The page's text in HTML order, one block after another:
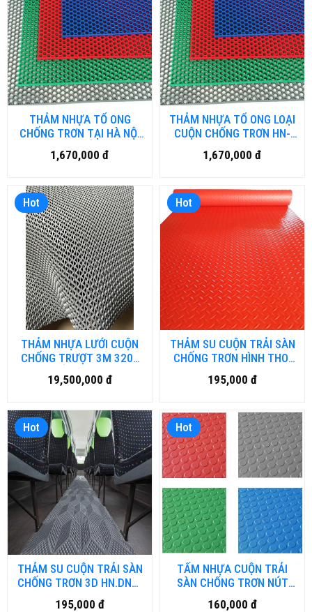
THẢM NHỰA TỔ ONG
CHỐNG TRƠN TẠI HÀ NỘI
HN-HL-TỔ ONG
1,670,000 đ
THẢM NHỰA TỔ ONG LOẠI
CUỘN CHỐNG TRƠN HN-
HL-TỔ ONG
1,670,000 đ
Hot
THẢM NHỰA LƯỚI CUỘN
CHỐNG TRƯỢT 3M 3200
CAO CẤP NL-3M.HNM
19,500,000 đ
Hot
THẢM SU CUỘN TRẢI SÀN
CHỐNG TRƠN HÌNH THOI
LÁ HN.DNG-002
195,000 đ
Hot
THẢM SU CUỘN TRẢI SÀN
CHỐNG TRƠN 3D HN.DNG-
001
195,000 đ
Hot
TẤM NHỰA CUỘN TRẢI
SÀN CHỐNG TRƠN NÚT
TRÒN -HN.DN-001
160,000 đ